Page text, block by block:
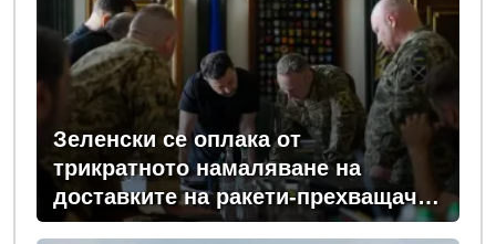
Зеленски се оплака от
трикратното намаляване на
доставките на ракети-прехващачи
от Запада за Киев